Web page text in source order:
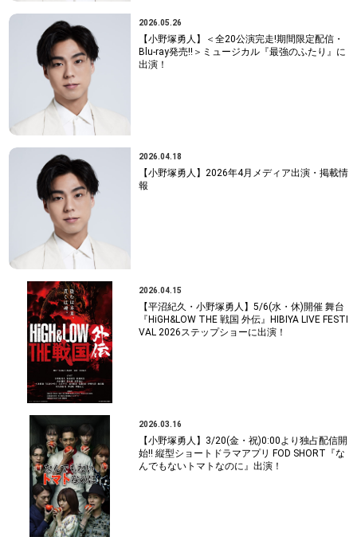
2026.05.26
【小野塚勇人】＜全20公演完走!期間限定配信・
Blu-ray発売!!＞ミュージカル『最強のふたり』に
出演！
2026.04.18
【小野塚勇人】2026年4月メディア出演・掲載情
報
2026.04.15
【平沼紀久・小野塚勇人】5/6(水・休)開催 舞台
『HiGH&LOW THE 戦国 外伝』HIBIYA LIVE FESTI
VAL 2026ステップショーに出演！
2026.03.16
【小野塚勇人】3/20(金・祝)0:00より独占配信開
始!! 縦型ショートドラマアプリ FOD SHORT『な
んでもないトマトなのに』出演！